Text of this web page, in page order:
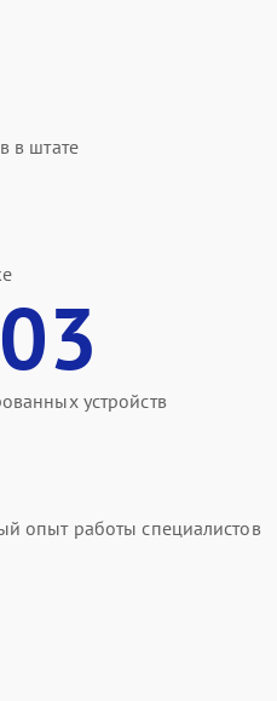
в штате
устройств
опыт работы специалистов